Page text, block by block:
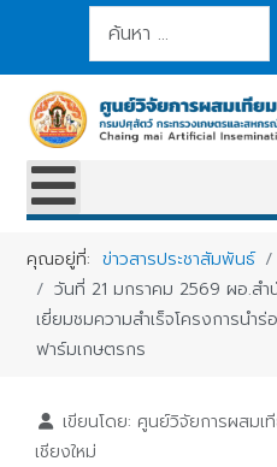
การค้นหา
คุณอยู่ที่:ข่าวสารประชาสัมพันธ์
วันที่ 21 มกราคม 2569 ผอ.ส
เยี่ยมชมความสำเร็จโครงการนำ
ฟาร์มเกษตรกร
เขียนโดย: ศูนย์วิจัยการผสมเ
เชียงใหม่